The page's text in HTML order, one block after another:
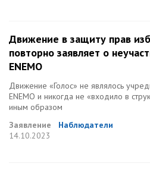
Движение в защиту прав
повторно заявляет о
ENEMO
Движение «Голос» не являлось
ENEMO и никогда не «входило в
иным образом
Заявление
Наблюдатели
14.10.2023